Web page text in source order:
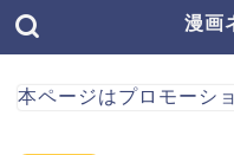
漫画
本ページはプロモーシ